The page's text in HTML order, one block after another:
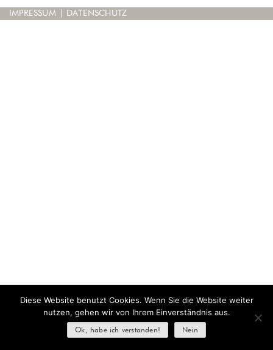
IMPRESSUM DATENSCHUTZ
Diese Website benutzt Cookies. Wenn Sie die Website weiter
nutzen, gehen wir von Ihrem Einverständnis aus.
Ok, habe ich verstanden! Nein